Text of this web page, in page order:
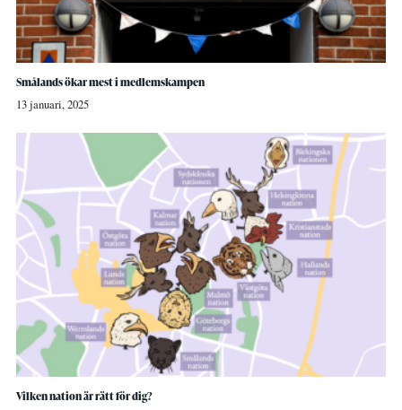
Smålands ökar mest i medlemskampen
13 januari, 2025
Vilken nation är rätt för dig?